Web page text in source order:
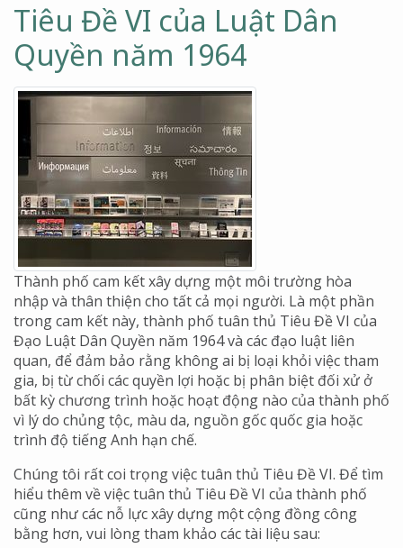
Tiêu Đề VI của Luật Dân
Quyền năm 1964
Thành phố cam kết xây dựng một môi trường hòa
nhập và thân thiện cho tất cả mọi người. Là một phần
trong cam kết này, thành phố tuân thủ Tiêu Đề VI của
Đạo Luật Dân Quyền năm 1964 và các đạo luật liên
quan, để đảm bảo rằng không ai bị loại khỏi việc tham
gia, bị từ chối các quyền lợi hoặc bị phân biệt đối xử ở
bất kỳ chương trình hoặc hoạt động nào của thành phố
vì lý do chủng tộc, màu da, nguồn gốc quốc gia hoặc
trình độ tiếng Anh hạn chế.
Chúng tôi rất coi trọng việc tuân thủ Tiêu Đề VI. Để tìm
hiểu thêm về việc tuân thủ Tiêu Đề VI của thành phố
cũng như các nỗ lực xây dựng một cộng đồng công
bằng hơn, vui lòng tham khảo các tài liệu sau: